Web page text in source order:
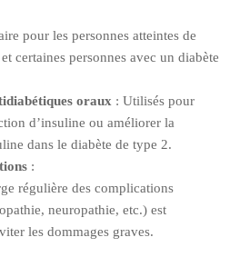
pour les personnes atteintes de
certaines personnes avec un diabète
oraux : Utilisés pour
d’insuline ou améliorer la
dans le diabète de type 2.
:
régulière des complications
neuropathie, etc.) est
les dommages graves.